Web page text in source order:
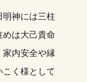
明神には三柱
は大己貴命
家内安全や縁
く様として